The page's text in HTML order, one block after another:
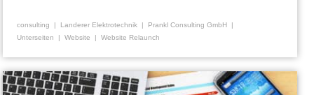
consulting Landerer Elektrotechnik
Prankl Consulting GmbH
Unterseiten
Website Website Relaunch